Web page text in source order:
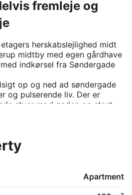
fremleje og
herskabslejlighed midt
midtby med egen gårdhave
indkørsel fra Søndergade
op og ned ad søndergade
og pulserende liv. Der er
stuer mod gaden og stort
som på fotos, men enkelte
selv og undgår dermed
Lejligheden og
Apartment